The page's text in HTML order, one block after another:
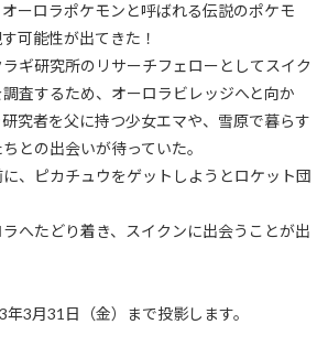
ーロラポケモンと呼ばれる伝説のポケモ
可能性が出てきた！
ギ研究所のリサーチフェローとしてスイク
査するため、オーロラビレッジへと向か
究者を父に持つ少女エマや、雪原で暮らす
との出会いが待っていた。
、ピカチュウをゲットしようとロケット団
へたどり着き、スイクンに出会うことが出
3月31日（金）まで投影します。